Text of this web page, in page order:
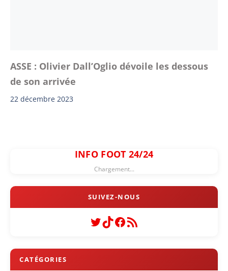
ASSE : Olivier Dall’Oglio dévoile les dessous
de son arrivée
22 décembre 2023
INFO FOOT 24/24
Chargement...
Twitter
TikTok
Facebook
Flux RSS